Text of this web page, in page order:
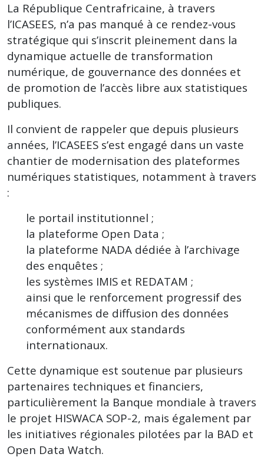
La République Centrafricaine, à travers
l’ICASEES, n’a pas manqué à ce rendez-vous
stratégique qui s’inscrit pleinement dans la
dynamique actuelle de transformation
numérique, de gouvernance des données et
de promotion de l’accès libre aux statistiques
publiques.
Il convient de rappeler que depuis plusieurs
années, l’ICASEES s’est engagé dans un vaste
chantier de modernisation des plateformes
numériques statistiques, notamment à travers
:
le portail institutionnel ;
la plateforme Open Data ;
la plateforme NADA dédiée à l’archivage
des enquêtes ;
les systèmes IMIS et REDATAM ;
ainsi que le renforcement progressif des
mécanismes de diffusion des données
conformément aux standards
internationaux.
Cette dynamique est soutenue par plusieurs
partenaires techniques et financiers,
particulièrement la Banque mondiale à travers
le projet HISWACA SOP-2, mais également par
les initiatives régionales pilotées par la BAD et
Open Data Watch.